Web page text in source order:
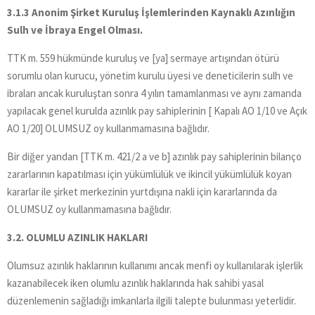
3.1.3 Anonim Şirket Kuruluş İşlemlerinden Kaynaklı Azınlığın
Sulh ve İbraya Engel Olması.
TTK m. 559 hükmünde kuruluş ve [ya] sermaye artışından ötürü
sorumlu olan kurucu, yönetim kurulu üyesi ve deneticilerin sulh ve
ibraları ancak kuruluştan sonra 4 yılın tamamlanması ve aynı zamanda
yapılacak genel kurulda azınlık pay sahiplerinin [ Kapalı AO 1/10 ve Açık
AO 1/20] OLUMSUZ oy kullanmamasına bağlıdır.
Bir diğer yandan [TTK m. 421/2 a ve b] azınlık pay sahiplerinin bilanço
zararlarının kapatılması için yükümlülük ve ikincil yükümlülük koyan
kararlar ile şirket merkezinin yurtdışına nakli için kararlarında da
OLUMSUZ oy kullanmamasına bağlıdır.
3.2. OLUMLU AZINLIK HAKLARI
Olumsuz azınlık haklarının kullanımı ancak menfi oy kullanılarak işlerlik
kazanabilecek iken olumlu azınlık haklarında hak sahibi yasal
düzenlemenin sağladığı imkanlarla ilgili talepte bulunması yeterlidir.